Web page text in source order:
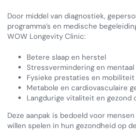
Door middel van diagnostiek,
programma’s en medische
WOW Longevity Clinic:
Betere slaap en herstel
Stressvermindering en
Fysieke prestaties en mobiliteit
Metabole en cardiovasculaire
Langdurige vitaliteit en gezond
Deze aanpak is bedoeld voor
willen spelen in hun gezondheid op